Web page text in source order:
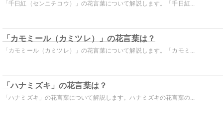
「千日紅（センニチコウ）」の花言葉について解説します。「千日紅...
「カモミール（カミツレ）」の花言葉は？
「カモミール（カミツレ）」の花言葉について解説します。「カモミ...
「ハナミズキ」の花言葉は？
「ハナミズキ」の花言葉について解説します。ハナミズキの花言葉の...